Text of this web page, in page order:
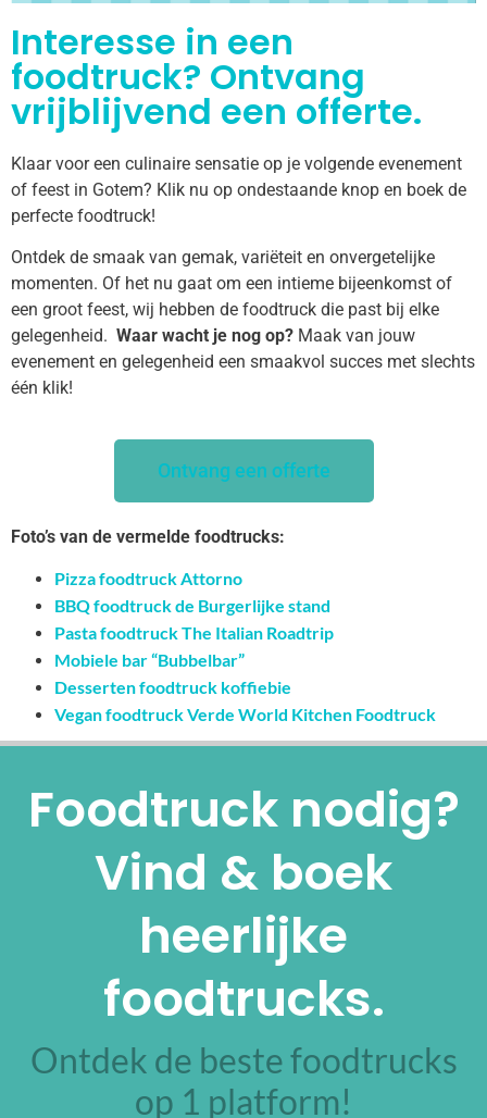
Interesse in een
foodtruck? Ontvang
vrijblijvend een offerte.
Klaar voor een culinaire sensatie op je volgende evenement
of feest in Gotem? Klik nu op ondestaande knop en boek de
perfecte foodtruck!
Ontdek de smaak van gemak, variëteit en onvergetelijke
momenten. Of het nu gaat om een intieme bijeenkomst of
een groot feest, wij hebben de foodtruck die past bij elke
gelegenheid. Waar wacht je nog op? Maak van jouw
evenement en gelegenheid een smaakvol succes met slechts
één klik!
Ontvang een offerte
Foto’s van de vermelde foodtrucks:
Pizza foodtruck Attorno
BBQ foodtruck de Burgerlijke stand
Pasta foodtruck The Italian Roadtrip
Mobiele bar “Bubbelbar”
Desserten foodtruck koffiebie
Vegan foodtruck Verde World Kitchen Foodtruck
Foodtruck nodig?
Vind & boek
heerlijke
foodtrucks.
Ontdek de beste foodtrucks
op 1 platform!